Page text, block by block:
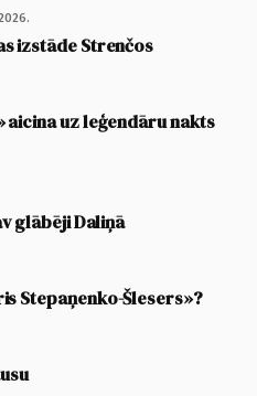
izstāde Strenčos
aicina uz leģendāru nakts
glābēji Daliņā
Stepaņenko-Šlesers»?